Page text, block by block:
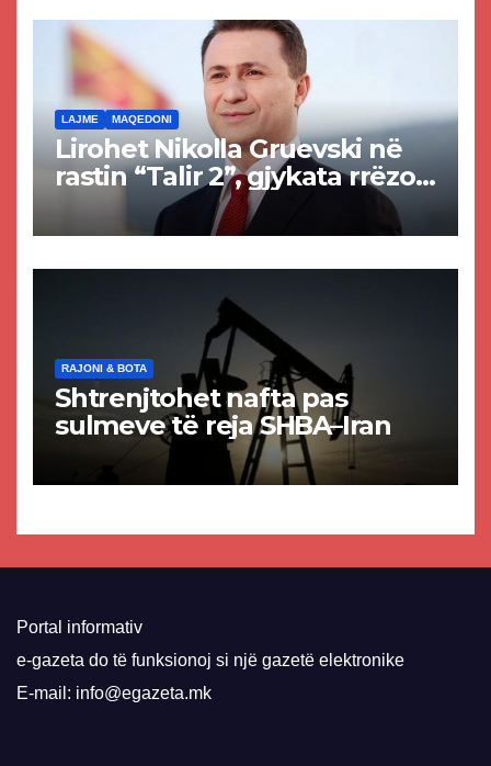
LAJME MAQEDONI
Lirohet Nikolla Gruevski në
rastin “Talir 2”, gjykata rrëzon
akuzat për ndërtimin e
paligjshëm të selisë së
RAJONI & BOTA
Shtrenjtohet nafta pas
sulmeve të reja SHBA–Iran
Portal informativ
e-gazeta do të funksionoj si një gazetë elektronike
E-mail: info@egazeta.mk